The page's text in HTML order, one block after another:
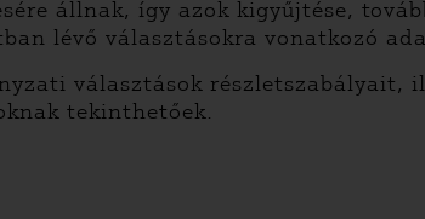
állnak, így azok kigyűjtése,
lévő választásokra vonatkozó
választások részletszabályait,
tekinthetőek.